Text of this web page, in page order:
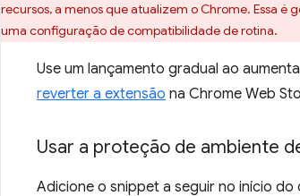
recursos, a menos que atualizem o Chrome. Essa
uma configuração de compatibilidade de rotina.
Use um lançamento gradual ao
reverter a extensão na Chrome Web
Usar a proteção de ambiente
Adicione o snippet a seguir no início